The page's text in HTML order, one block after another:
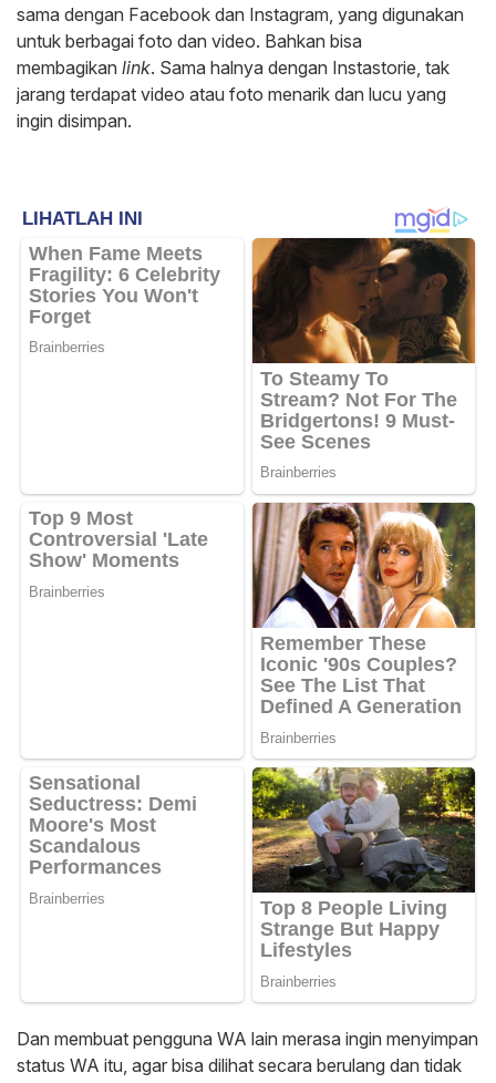
sama dengan Facebook dan Instagram, yang digunakan
untuk berbagai foto dan video. Bahkan bisa
membagikan link. Sama halnya dengan Instastorie, tak
jarang terdapat video atau foto menarik dan lucu yang
ingin disimpan.
Dan membuat pengguna WA lain merasa ingin menyimpan
status WA itu, agar bisa dilihat secara berulang dan tidak